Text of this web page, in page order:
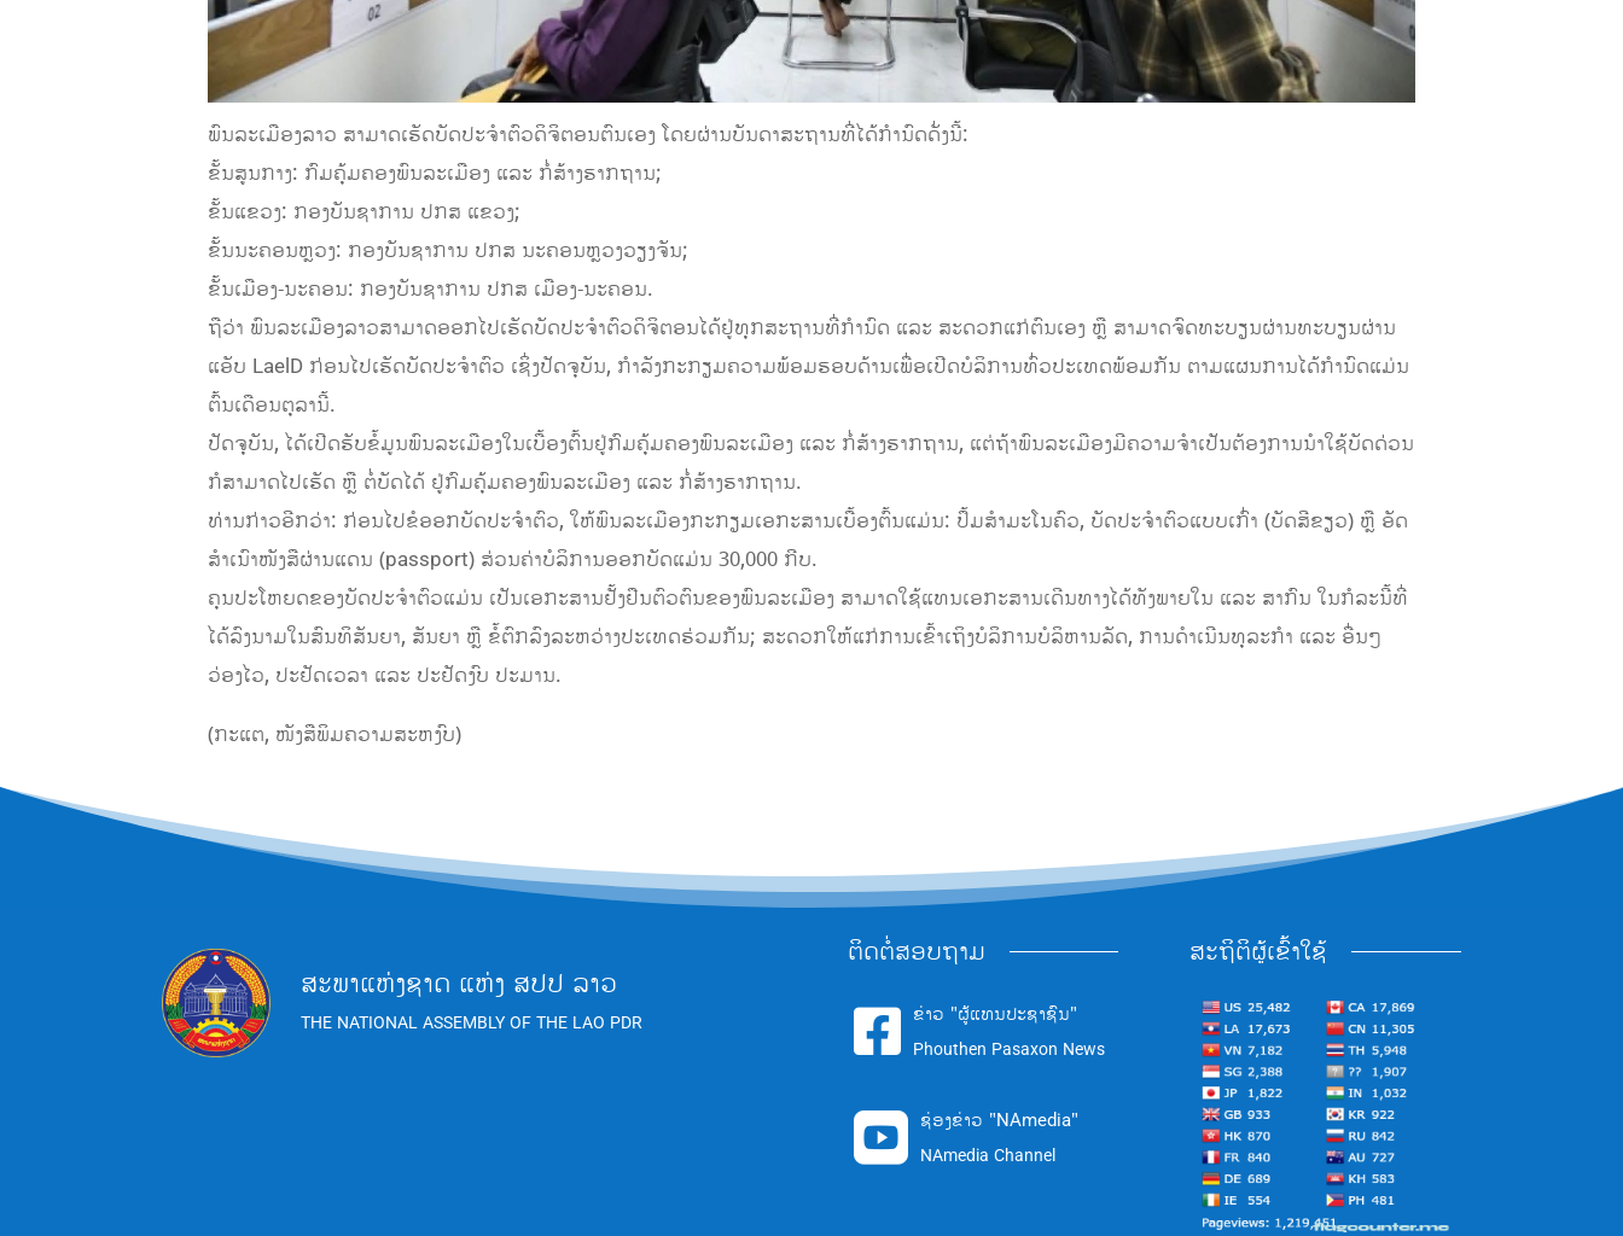
ພົນລະເມືອງລາວ ສາມາດເຮັດບັດປະຈຳຕົວດິຈິຕອນຕົນເອງ ໂດຍຜ່ານບັນດາສະຖານທີ່ໄດ້ກຳນົດດັ່ງນີ້:
ຂັ້ນສູນກາງ: ກົມຄຸ້ມຄອງພົນລະເມືອງ ແລະ ກໍ່ສ້າງຮາກຖານ;
ຂັ້ນແຂວງ: ກອງບັນຊາການ ປກສ ແຂວງ;
ຂັ້ນນະຄອນຫຼວງ: ກອງບັນຊາການ ປກສ ນະຄອນຫຼວງວຽງຈັນ;
ຂັ້ນເມືອງ-ນະຄອນ: ກອງບັນຊາການ ປກສ ເມືອງ-ນະຄອນ.
ຖືວ່າ ພົນລະເມືອງລາວສາມາດອອກໄປເຮັດບັດປະຈໍາຕົວດິຈິຕອນໄດ້ຢູ່ທຸກສະຖານທີ່ກຳນົດ ແລະ ສະດວກແກ່ຕົນເອງ ຫຼື ສາມາດຈົດທະບຽນຜ່ານທະບຽນຜ່ານ
ແອັບ LaelD ກ່ອນໄປເຮັດບັດປະຈໍາຕົວ ເຊິ່ງປັດຈຸບັນ, ກຳລັງກະກຽມຄວາມພ້ອມຮອບດ້ານເພື່ອເປີດບໍລິການທົ່ວປະເທດພ້ອມກັນ ຕາມແຜນການໄດ້ກຳນົດແມ່ນ
ຕົ້ນເດືອນຕຸລານີ້.
ປັດຈຸບັນ, ໄດ້ເປີດຮັບຂໍ້ມູນພົນລະເມືອງໃນເບື້ອງຕົ້ນຢູ່ກົມຄຸ້ມຄອງພົນລະເມືອງ ແລະ ກໍ່ສ້າງຮາກຖານ, ແຕ່ຖ້າພົນລະເມືອງມີຄວາມຈໍາເປັນຕ້ອງການນໍາໃຊ້ບັດດ່ວນ
ກໍສາມາດໄປເຮັດ ຫຼື ຕໍ່ບັດໄດ້ ຢູ່ກົມຄຸ້ມຄອງພົນລະເມືອງ ແລະ ກໍ່ສ້າງຮາກຖານ.
ທ່ານກ່າວອີກວ່າ: ກ່ອນໄປຂໍອອກບັດປະຈໍາຕົວ, ໃຫ້ພົນລະເມືອງກະກຽມເອກະສານເບື້ອງຕົ້ນແມ່ນ: ປຶ້ມສຳມະໂນຄົວ, ບັດປະຈໍາຕົວແບບເກົ່າ (ບັດສີຂຽວ) ຫຼື ອັດ
ສຳເນົາໜັງສືຜ່ານແດນ (passport) ສ່ວນຄ່າບໍລິການອອກບັດແມ່ນ 30,000 ກີບ.
ຄຸນປະໂຫຍດຂອງບັດປະຈໍາຕົວແມ່ນ ເປັນເອກະສານຢັ້ງຢືນຕົວຕົນຂອງພົນລະເມືອງ ສາມາດໃຊ້ແທນເອກະສານເດີນທາງໄດ້ທັງພາຍໃນ ແລະ ສາກົນ ໃນກໍລະນີ້ທີ່
ໄດ້ລົງນາມໃນສົນທິສັນຍາ, ສັນຍາ ຫຼື ຂໍ້ຕົກລົງລະຫວ່າງປະເທດຮ່ວມກັນ; ສະດວກໃຫ້ແກ່ການເຂົ້າເຖິງບໍລິການບໍລິຫານລັດ, ການດໍາເນີນທຸລະກຳ ແລະ ອື່ນໆ
ວ່ອງໄວ, ປະຢັດເວລາ ແລະ ປະຢັດງົບ ປະມານ.
(ກະແຕ, ໜັງສືພິມຄວາມສະຫງົບ)
ສະພາແຫ່ງຊາດ ແຫ່ງ ສປປ ລາວ
THE NATIONAL ASSEMBLY OF THE LAO PDR
ຕິດຕໍ່ສອບຖາມ
 ຂ່າວ "ຜູ້ແທນປະຊາຊົນ"
Phouthen Pasaxon News
 ຊ່ອງຂ່າວ "NAmedia"
NAmedia Channel
ສະຖິຕິຜູ້ເຂົ້າໃຊ້